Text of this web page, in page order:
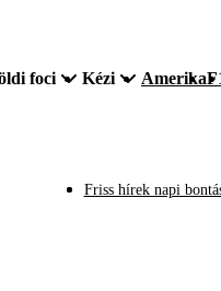
foci Kézi Amerika
Friss hírek napi